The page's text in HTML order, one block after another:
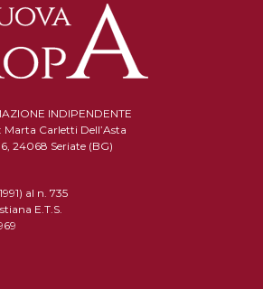
INDIPENDENTE
Carletti Dell’Asta
24068 Seriate (BG)
al n. 735
E.T.S.